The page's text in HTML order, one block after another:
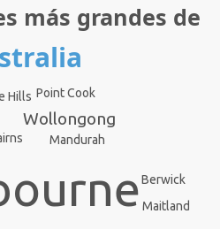
más grandes de
Wollongong
Mandurah
Maitland
Hills Point Cook
Berwick